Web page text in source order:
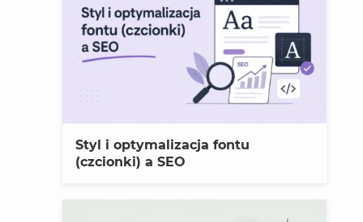
Styl i optymalizacja fontu
(czcionki) a SEO